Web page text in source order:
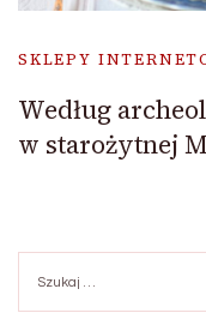
SKLEPY
Według
w starożytnej